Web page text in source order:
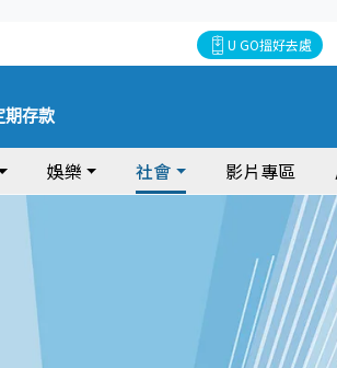
U GO搵好去處
期存款
娛樂 社會 影片專區